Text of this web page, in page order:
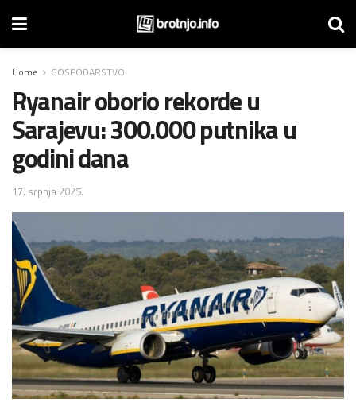
Home GOSPODARSTVO
Ryanair oborio rekorde u
Sarajevu: 300.000 putnika u
godini dana
17. srpnja 2025.